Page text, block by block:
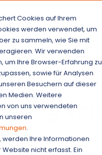
Cookies auf Ihrem
werden verwendet, um
zu sammeln, wie Sie mit
Wir verwenden
um Ihre Browser-Erfahrung zu
sowie für Analysen
Besuchern auf dieser
Medien. Weitere
von uns verwendeten
unseren
.
werden Ihre Informationen
nicht erfasst. Ein
Stories
weg vom